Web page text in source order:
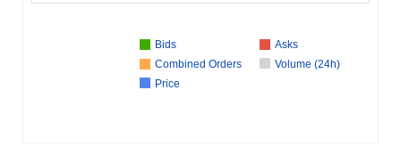
Bids
Asks
Combined Orders
Volume (24h)
Price